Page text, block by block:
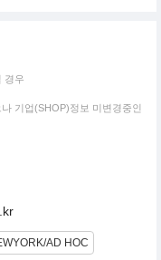
경우
기업(SHOP)정보 미변경중인
AD HOC